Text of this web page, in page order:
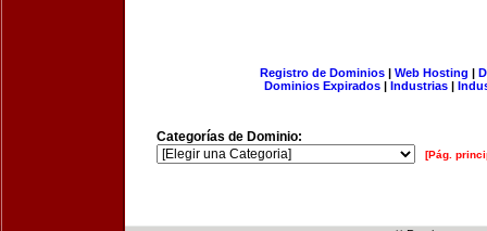
Registro de Dominios| Web Hosting |
Dominios Expirados | Industrias |
Categorías de Dominio:
[Pág.